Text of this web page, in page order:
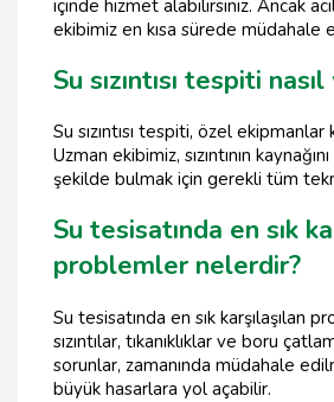
içinde hizmet alabilirsiniz. Ancak
ekibimiz en kısa sürede müdahale
Su sızıntısı tespiti nasıl
Su sızıntısı tespiti, özel ekipmanlar
Uzman ekibimiz, sızıntının
şekilde bulmak için gerekli tüm
Su tesisatında en sık
problemler nelerdir?
Su tesisatında en sık karşılaşılan
sızıntılar, tıkanıklıklar ve boru
sorunlar, zamanında müdahale
büyük hasarlara yol açabilir.